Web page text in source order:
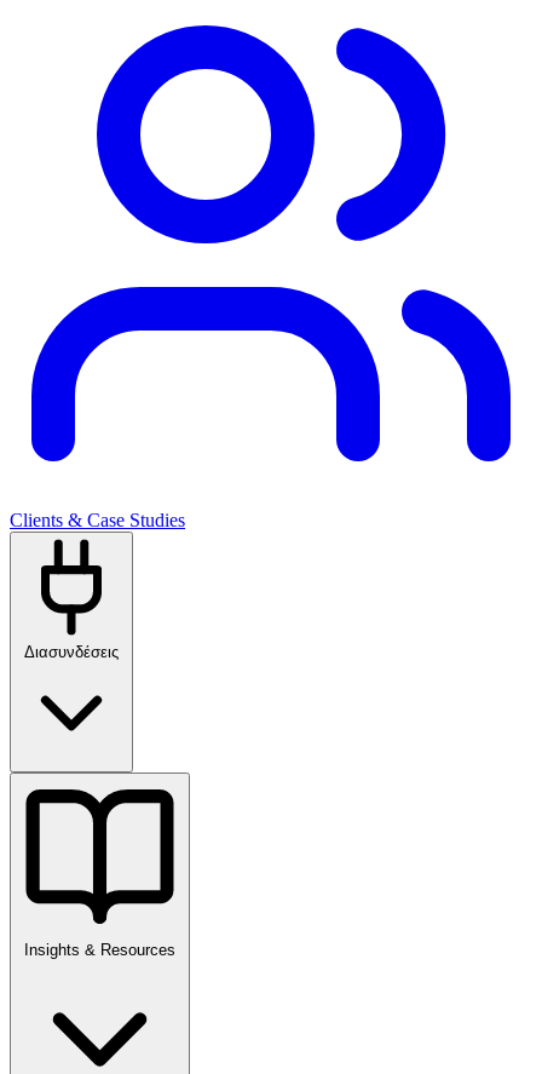
Clients & Case Studies
Διασυνδέσεις
Insights & Resources